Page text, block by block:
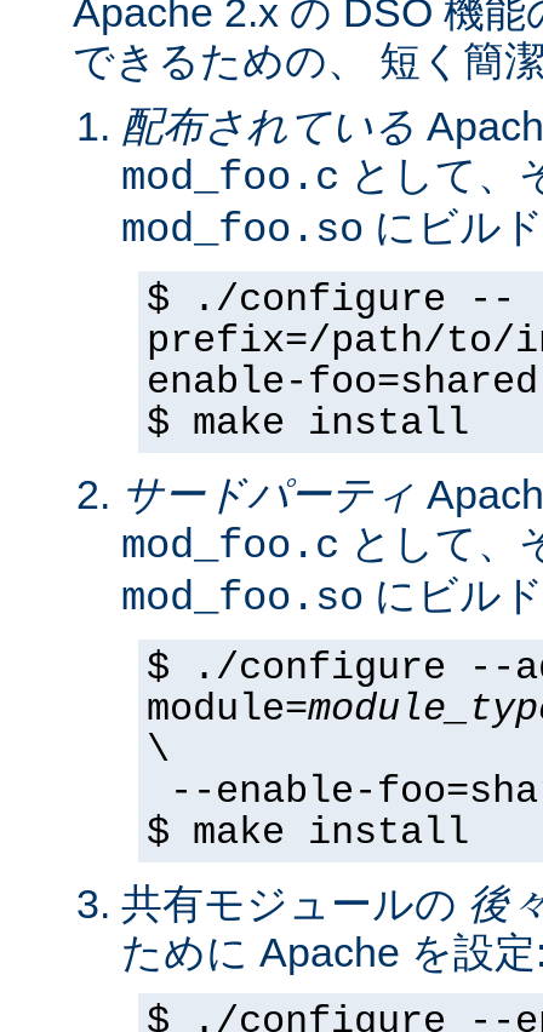
Apache 2.x の DSO 機
できるための、 短く簡
配布されている
mod_foo.c として、
mod_foo.so にビル
$ ./configure --
prefix=/path/
enable-foo=shared
$ make install
サードパーティ
mod_foo.c として、
mod_foo.so にビル
$ ./configure --
module=
\
--enable-
$ make install
共有モジュールの 後
ために Apache を設
$ ./configure --